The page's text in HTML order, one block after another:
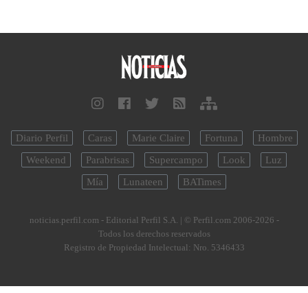
Diario Perfil Caras Marie Claire Fortuna
Hombre
Weekend
Parabrisas Supercampo Look
Luz
Mía
Lunateen BATimes
noticias.perfil.com - Editorial Perfil S.A. | © Perfil.com 2006-2026 -
Todos los derechos reservados
Registro de Propiedad Intelectual: Nro. 5346433